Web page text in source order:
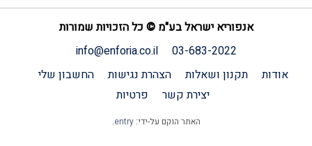
אנפוריא ישראל בע"מ © כל הזכויות שמורות
03-683-2022
info@enforia.co.il
אודות
תקנון ושאלות הצהרת נגישות
החשבון שלי
יצירת קשר
פרטיות
האתר הוקם על-ידי:entry
.